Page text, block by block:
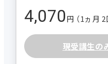
4,070円 （1ヵ月 2
現受講生の